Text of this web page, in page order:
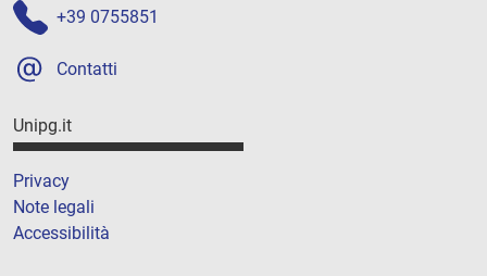
+39 0755851
Contatti
Unipg.it
Privacy
Note legali
Accessibilità